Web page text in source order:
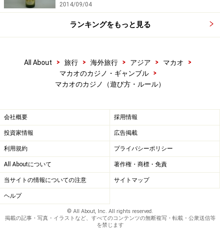
2014/09/04
ランキングをもっと見る
All About > 旅行 > 海外旅行 > アジア > マカオ
>
マカオのカジノ・ギャンブル
>
マカオのカジノ（遊び方・ルール）
会社概要 採用情報
投資家情報 広告掲載
利用規約 プライバシーポリシー
All Aboutについて 著作権・商標・免責
当サイトの情報についての注意 サイトマップ
ヘルプ
© All About, Inc. All rights reserved.
掲載の記事・写真・イラストなど、すべてのコンテンツの無断複写・転載・公衆送信等
を禁じます